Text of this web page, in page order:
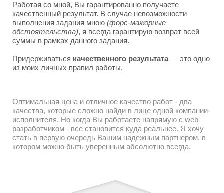
Работая со мной, Вы гарантированно получаете
качественный результат. В случае невозможности
выполнения задания мною (форс-мажорные
обстоятельства), я всегда гарантирую возврат всей
суммы в рамках данного задания.
Придерживаться качественного результата— это одно
из моих личных правил работы.
Оптимальная цена и отличное качество работ - два
качества, которые сложно найди в лице одной компании-
исполнителя. Но когда Вы работаете напрямую с web-
разработчиком - все становится куда реальнее. Я хочу
стать в первую очередь Вашим надежным партнером, в
котором можно быть уверенным абсолютно всегда.